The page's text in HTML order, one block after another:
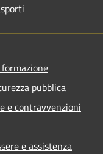
pubblica
e contravvenzioni
e assistenza